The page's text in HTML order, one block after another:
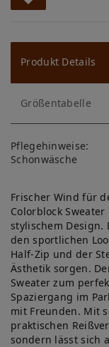
W
u
ns
ch
lis
te
Produkt Details
Größentabelle
Pflegehinweise:
Schonwäsche
Frischer Wind für
Colorblock
stylischem
den sportlichen
Half-Zip und der
Ästhetik sorgen.
Sweater zum
Spaziergang im
mit Freunden. Mit
praktischen
sondern lässt sich